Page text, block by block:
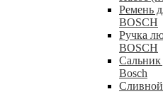
Ремень
BOSCH
Ручка
BOSCH
Bosch
Сливной